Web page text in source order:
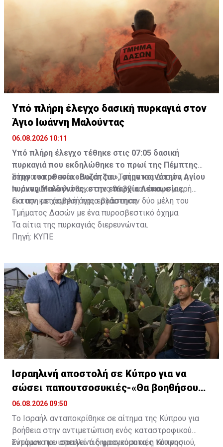
Υπό πλήρη έλεγχο δασική πυρκαγιά στον
Άγιο Ιωάννη Μαλούντας
06.08.2026 10:11
Υπό πλήρη έλεγχο τέθηκε στις 07:05 δασική
πυρκαγιά που εκδηλώθηκε το πρωί της Πέμπτης
στην τοποθεσία «Βυζάτζια», στην κοινότητα Αγίου
Ιωάννη Μαλούντας, στην επαρχία Λευκωσίας.
Σύμφωνα με ανακοίνωση του Τμήματος Δασών, η
πυρκαγιά εκδηλώθηκε στις 06:30 και έκαψε μικρή
έκταση με χαμηλή άγρια βλάστηση.
Για την κατάσβεσή της εργάστηκαν δύο μέλη του
Τμήματος Δασών με ένα πυροσβεστικό όχημα.
Τα αίτια της πυρκαγιάς διερευνώνται.
Πηγή: ΚΥΠΕ
Ισραηλινή αποστολή σε Κύπρο για να
σώσει παπουτσοσυκιές-«Θα βοηθήσουμε
δωρεάν»
06.08.2026 09:50
Tο Ισραήλ ανταποκρίθηκε σε αίτημα της Κύπρου για
βοήθεια στην αντιμετώπιση ενός καταστροφικού
εντόμου που απειλεί τις φραγκοσυκιές του νησιού,
Σύμφωνα με ισραηλινά δημοσιεύματα, η Κύπρος